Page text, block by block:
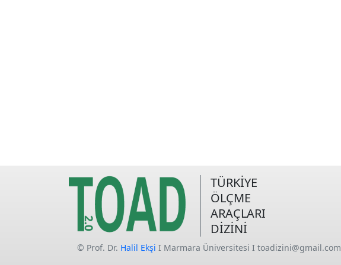
TÜRKİYE
ÖLÇME
ARAÇLARI
DİZİNİ
© Prof. Dr. Halil Ekşi I Marmara Üniversitesi I toadizini@gmail.com